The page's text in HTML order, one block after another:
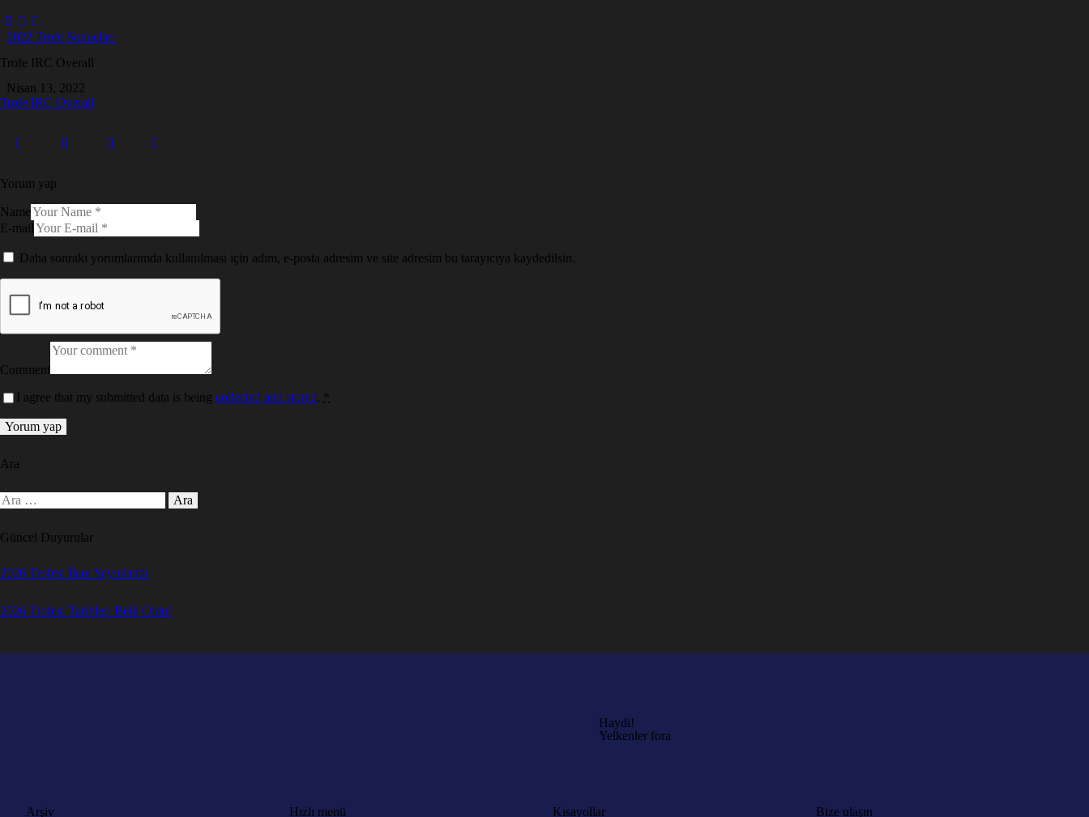
2022 Trofe Sonuçları
Trofe IRC Overall
Nisan 13, 2022
Trofe IRC Overall
Yorum yap
Name
E-mail
Daha sonraki yorumlarımda kullanılması için adım, e-posta adresim ve site adresim bu tarayıcıya kaydedilsin.
Comment
I agree that my submitted data is being collected and stored. *
Ara
Güncel Duyurular
2026 Trofesi İlanı Yayınlandı
2026 Trofesi Tarihleri Belli Oldu!
Haydi!
Yelkenler fora
Arşiv Hızlı menü Kısayollar Bize ulaşın